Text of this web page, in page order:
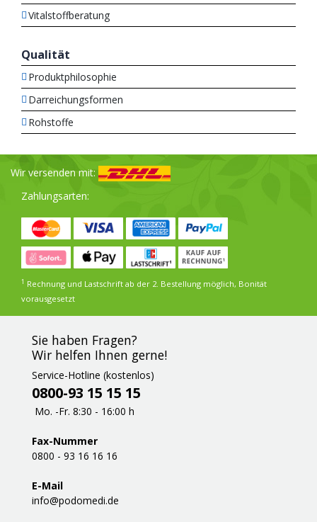
Vitalstoffberatung
Qualität
Produktphilosophie
Darreichungsformen
Rohstoffe
Wir versenden mit:
Zahlungsarten:
1 Rechnung und Lastschrift ab der 2. Bestellung möglich, Bonität
vorausgesetzt
Sie haben Fragen?
Wir helfen Ihnen gerne!
Service-Hotline (kostenlos)
0800-93 15 15 15
Mo. -Fr. 8:30 - 16:00 h
Fax-Nummer
0800 - 93 16 16 16
E-Mail
info@podomedi.de